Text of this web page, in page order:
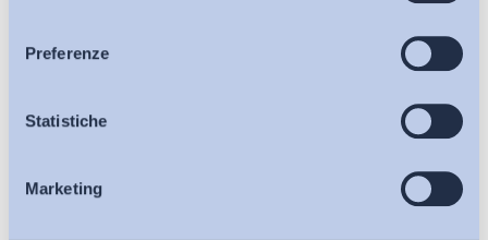
Preferenze
Statistiche
Marketing
Articoli
Osservatori
Eventi
sulla pagina della